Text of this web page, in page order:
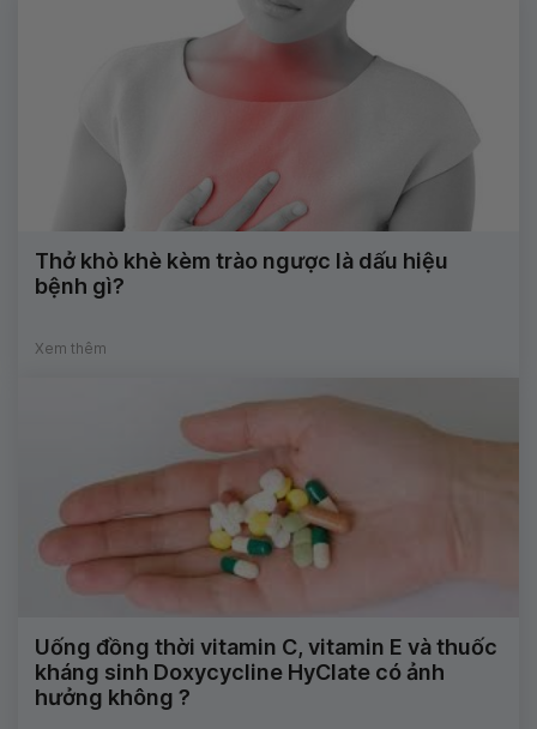
Thở khò khè kèm trào ngược là dấu hiệu
bệnh gì?
Xem thêm
Uống đồng thời vitamin C, vitamin E và thuốc
kháng sinh Doxycycline HyClate có ảnh
hưởng không ?